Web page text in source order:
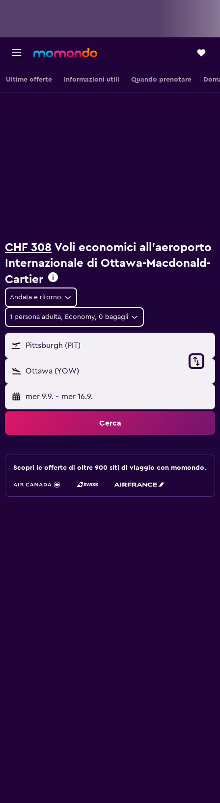
Ultime offerte Informazioni utili Quando prenotare
CHF 308 Voli economici all'aeroporto
Internazionale di Ottawa-Macdonald-
Cartier
Andata e ritorno
1 persona adulta, Economy, 0 bagagli
Pittsburgh (PIT)
Ottawa (YOW)
mer 9.9. - mer 16.9.
Cerca
Scopri le offerte di oltre 900 siti di viaggio con momondo.